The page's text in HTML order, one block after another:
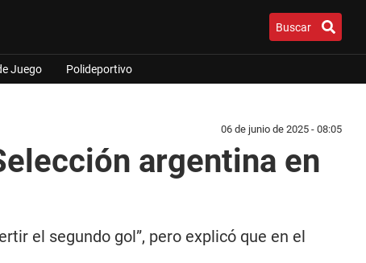
Buscar
Juego Polideportivo
06 de junio de 2025 - 08:05
argentina en
el segundo gol”, pero explicó que en el